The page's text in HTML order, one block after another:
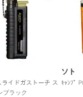
ライドガストーチ ス
ブラック
ソト
ｷｬﾝﾌﾟ